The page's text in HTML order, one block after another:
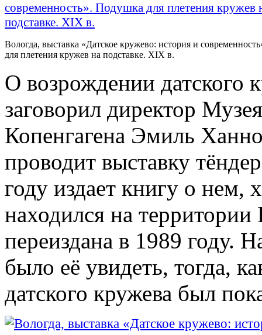
Вологда, выставка «Датское кружево: история и
для плетения кружев на подставке. XIX в.
О возрождении датского
заговорил директор
Копенгагена Эмиль
проводит выставку
году издает книгу о нем,
находился на
переиздана в 1989 году.
было её увидеть, тогда,
датского кружева был